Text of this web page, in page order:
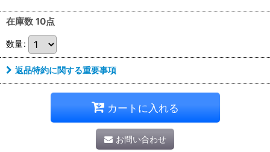
在庫数 10点
数量:
返品特約に関する重要事項
カートに入れる
お問い合わせ